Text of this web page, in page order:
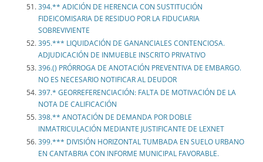
394.** ADICIÓN DE HERENCIA CON SUSTITUCIÓN
FIDEICOMISARIA DE RESIDUO POR LA FIDUCIARIA
SOBREVIVIENTE
395.*** LIQUIDACIÓN DE GANANCIALES CONTENCIOSA.
ADJUDICACIÓN DE INMUEBLE INSCRITO PRIVATIVO
396.() PRÓRROGA DE ANOTACIÓN PREVENTIVA DE EMBARGO.
NO ES NECESARIO NOTIFICAR AL DEUDOR
397.* GEORREFERENCIACIÓN: FALTA DE MOTIVACIÓN DE LA
NOTA DE CALIFICACIÓN
398.** ANOTACIÓN DE DEMANDA POR DOBLE
INMATRICULACIÓN MEDIANTE JUSTIFICANTE DE LEXNET
399.*** DIVISIÓN HORIZONTAL TUMBADA EN SUELO URBANO
EN CANTABRIA CON INFORME MUNICIPAL FAVORABLE.